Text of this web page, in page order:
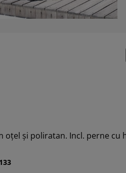
oțel și poliratan. Incl. perne cu